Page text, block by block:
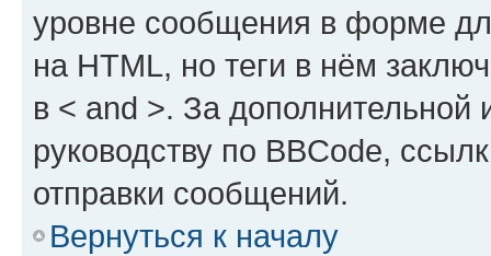
уровне сообщения в форме
на HTML, но теги в нём
в < and >. За
руководству по BBCode,
отправки сообщений.
Вернуться к началу